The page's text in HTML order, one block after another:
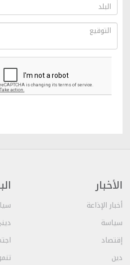
الأخبار
أخبار الإذاعة
سياسة
إقتصاد
دين